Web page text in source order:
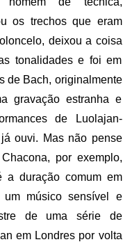
os trechos que eram
deixou a coisa
tonalidades e foi em
de Bach, originalmente
gravação estranha e
de Luolajan-
ouvi. Mas não pense
por exemplo,
duração comum em
um músico sensível e
de uma série de
em Londres por volta